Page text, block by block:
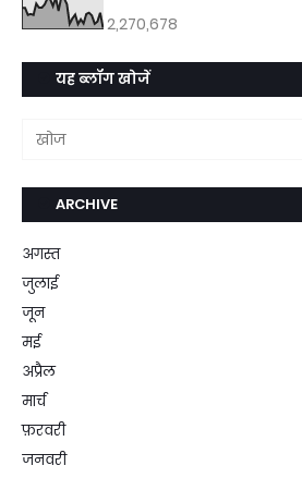
2,270,678
यह ब्लॉग खोजें
ARCHIVE
अगस्त
जुलाई
जून
मई
अप्रैल
मार्च
फ़रवरी
जनवरी